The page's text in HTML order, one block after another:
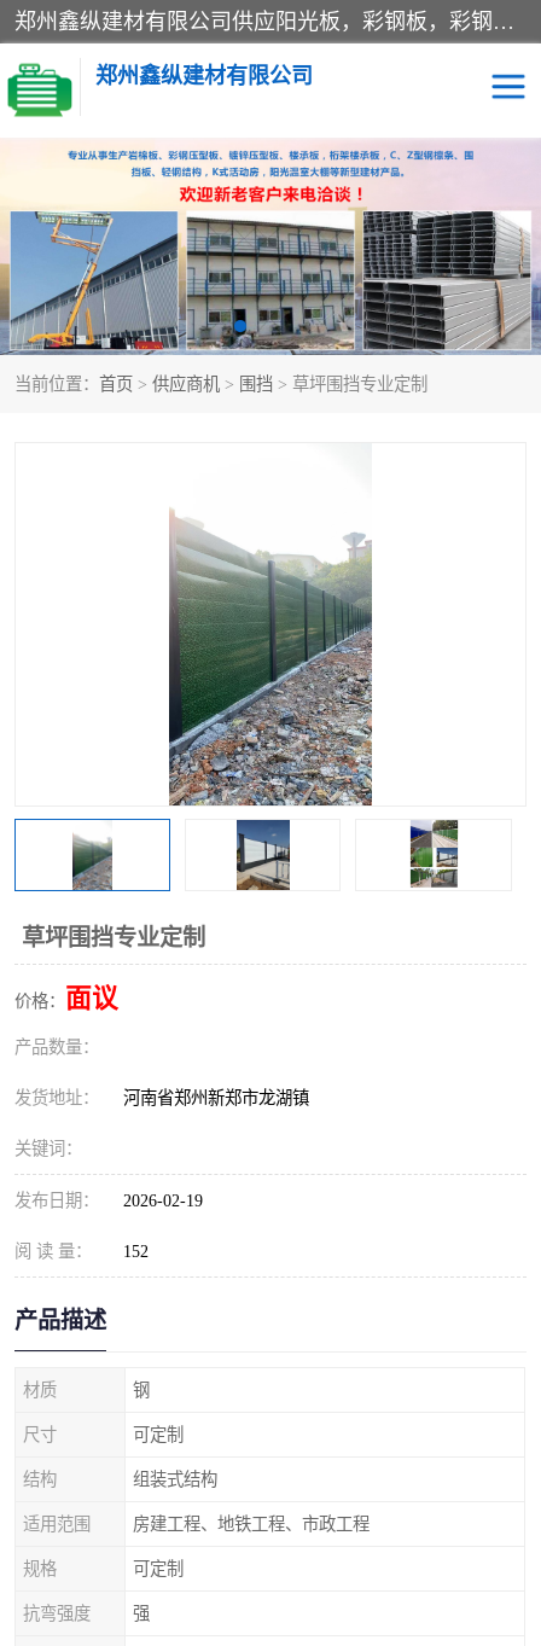
郑州鑫纵建材有限公司供应阳光板，彩钢板，彩钢钢构工程是一家集生产销售租赁安装于一体的企业，主要生产PC采光板，耐力板，仿古琉璃采光板，岩棉板、彩钢压型板、镀锌压型板、桁架楼承板，C、Z型钢檩条、围挡板、轻钢结构，阳光温室大棚等新型建材产品。公司旗下有多台移动式高空压瓦机租赁，承接全国各地业务，专业对外租赁各种型号压瓦机。
郑州鑫纵建材有限公司
当前位置： 首页 > 供应商机 > 围挡 > 草坪围挡专业定制
草坪围挡专业定制
价格： 面议
产品数量：
发货地址： 河南省郑州新郑市龙湖镇
关键词：
发布日期： 2026-02-19
阅 读 量： 152
产品描述
材质 钢
尺寸 可定制
结构 组装式结构
适用范围 房建工程、地铁工程、市政工程
规格 可定制
抗弯强度 强
高空瓦机租赁 ASA合成树脂仿古瓦
CZ型钢 FRP采光板
PC多层板 PC耐力板
建筑围挡 楼层板
彩钢板
生产加工单板复合围挡 市